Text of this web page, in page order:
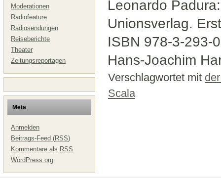
Moderationen
Radiofeature
Radiosendungen
Reiseberichte
Theater
Zeitungsreportagen
Meta
Anmelden
Beitrags-Feed (RSS)
Kommentare als RSS
WordPress.org
Leonardo
Unionsverlag.
ISBN 978-3-293-
Hans-Joachim
Verschlagwortet mit
Scala